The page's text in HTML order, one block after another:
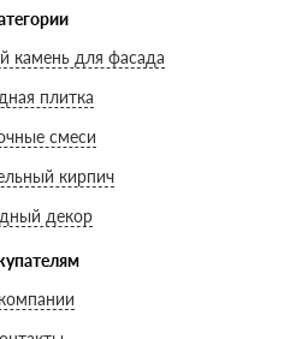
камень для фасада
плитка
смеси
кирпич
декор